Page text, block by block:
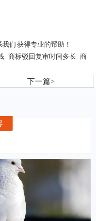
我们 获得专业的帮助！
商标驳回复审时间多长
商
下一篇>